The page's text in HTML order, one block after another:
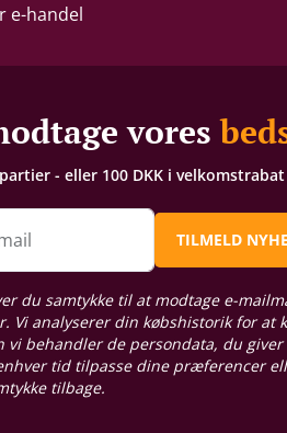
e-handel
vores
- eller 100 DKK i
TILMELD
du samtykke til at modtage e-
Vi analyserer din købshistorik for at
behandler de persondata, du
tid tilpasse dine præferencer
tilbage.